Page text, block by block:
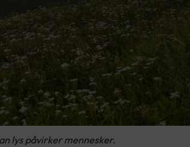
lys påvirker mennesker.